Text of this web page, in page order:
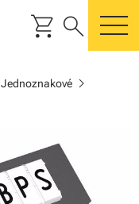
shopping_cart search
Jednoznakovéchevron_right